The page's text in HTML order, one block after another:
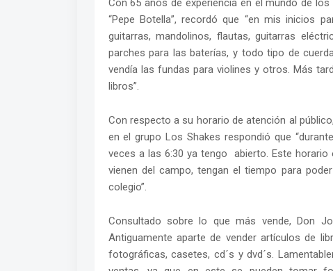
Con 65 años de experiencia en el mundo de
“Pepe Botella”, recordó que “en mis inicios
guitarras, mandolinos, flautas, guitarras
parches para las baterías, y todo tipo de
vendía las fundas para violines y otros. Más
libros”.
Con respecto a su horario de atención al
en el grupo Los Shakes respondió que
veces a las 6:30 ya tengo abierto. Este
vienen del campo, tengan el tiempo para
colegio”.
Consultado sobre lo que más vende, Don
Antiguamente aparte de vender artículos de
fotográficas, casetes, cd´s y dvd´s.